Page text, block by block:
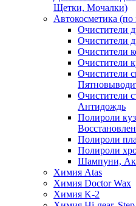
Щетки, Мочалки)
Автокосметика
Очистители
Очистители
Очистители
Очистители
Очистители
Очистители
Антидождь
Полироли
Полироли
Полироли
Шампуни,
Химия Atas
Химия Doctor Wax
Химия K-2